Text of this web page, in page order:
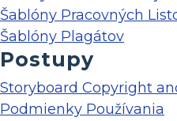
Šablóny Pracovných
Šablóny Plagátov
Postupy
Storyboard Copyright
Podmienky Používania